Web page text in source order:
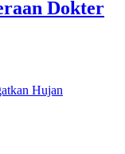
Dokter